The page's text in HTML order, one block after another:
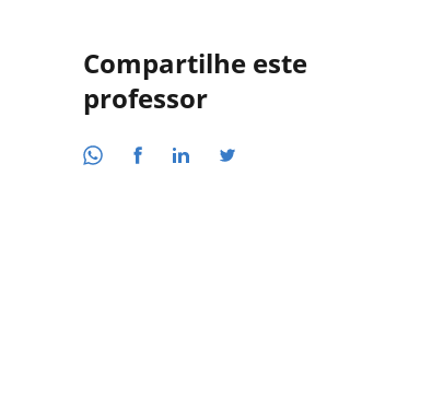
Compartilhe este
professor